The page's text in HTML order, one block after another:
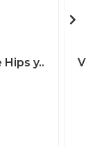
y..